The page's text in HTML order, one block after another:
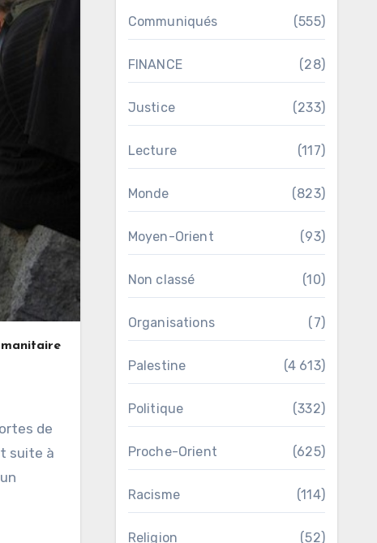
suite à
Communiqués (555)
FINANCE (28)
Justice (233)
Lecture (117)
Monde (823)
Moyen-Orient (93)
Non classé (10)
Organisations (7)
Palestine (4 613)
Politique (332)
Proche-Orient (625)
Racisme (114)
Religion (52)